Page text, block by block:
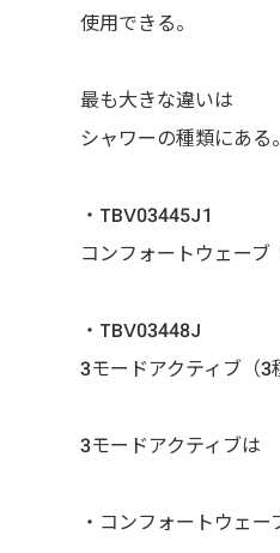
使用できる。
最も大きな違いは
シャワーの種類にある。
・TBV03445J1
コンフォートウェーブ
・TBV03448J
3モードアクティブ（3
3モードアクティブは
・コンフォートウェー